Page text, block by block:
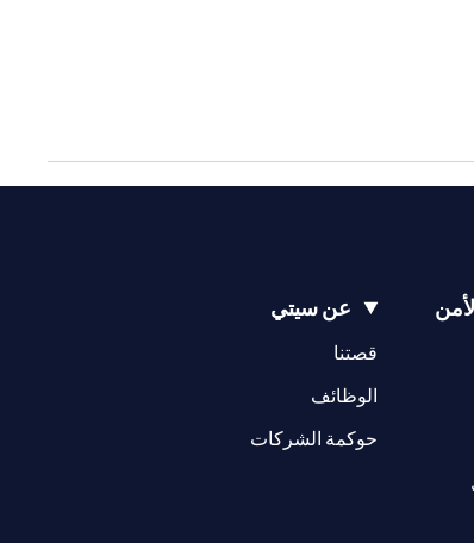
عن سيتي
قصتنا
(opens in a new tab)
الوظائف
(opens in a new tab)
حوكمة الشركات
(opens in a new tab)